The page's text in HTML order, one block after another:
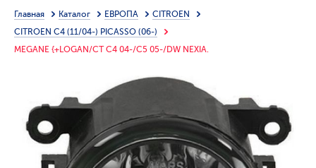
06- /SWI 05-/Paje 07-} ФАРА
ПРОТИВОТУМ Л=П (DEPO)
Главная Каталог ЕВРОПА
CITROEN
CITROEN C4 (11/04-) PICASSO (06-)
MEGANE {+LOGAN/CT C4 04-/C5 05-/DW NEXIA.